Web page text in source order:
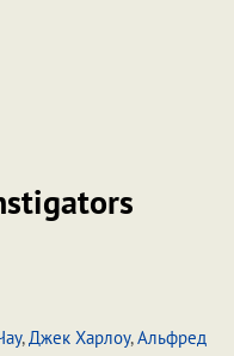
,Джек Харлоу,Альфред